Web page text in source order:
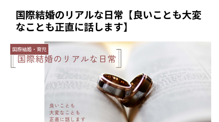
国際結婚のリアルな日常【良いことも大変
なことも正直に話します】
国際結婚・育児